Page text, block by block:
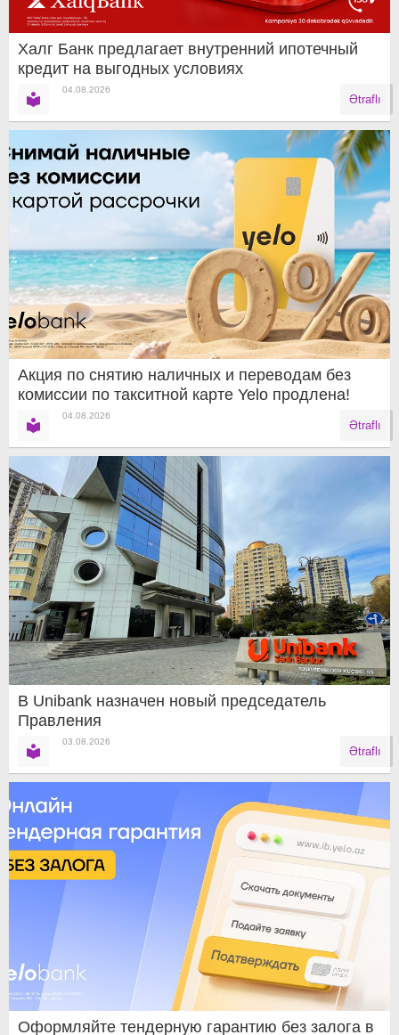
Халг Банк предлагает внутренний ипотечный
кредит на выгодных условиях
04.08.2026
Ətraflı
Акция по снятию наличных и переводам без
комиссии по такситной карте Yelo продлена!
04.08.2026
Ətraflı
В Unibank назначен новый председатель
Правления
03.08.2026
Ətraflı
Оформляйте тендерную гарантию без залога в